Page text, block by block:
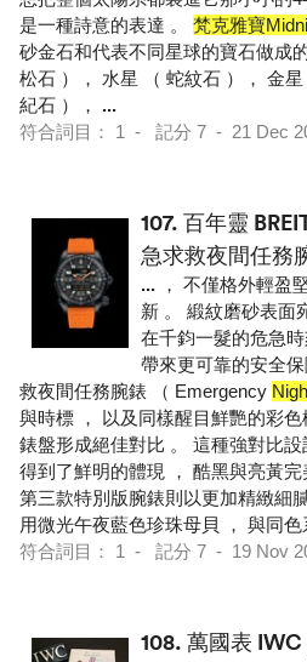
是一種詩意的表達 。 梵克雅寶
砂金石和代表不同星球的寶石做成
松石 ）， 水星 （ 蛇紋石 ）， 金
紀石 ）， ...
符合詞目： 1 - 記分 7 - 21 Dec
107. 百年靈
急求救夜間任務
... ， 不僅格外輕盈
新 。 緞紋磨砂表面
在千鈞一髮的危急
帶來更可靠的安全
救夜間任務腕錶 （ Emergency
與時標 ， 以及同樣醒目鮮艷的彩
錶盤形成絕佳對比 。 這種強對比
得到了鮮明的體現 ， 酷黑與亮黃完
第三款特別版腕錶則以更加精緻細
用微光午夜藍色珍珠母貝 ， 與同
符合詞目： 1 - 記分 7 - 19 Nov
108. 萬國表